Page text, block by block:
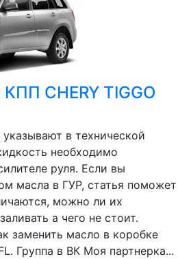
CHERY TIGGO
в технической
необходимо
руля. Если вы
масла в ГУР, статья поможет
можно ли их
а чего не стоит.
заменить масло в коробке
Группа в ВК Моя партнерка...